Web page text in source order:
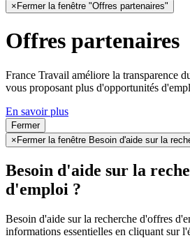
× Fermer la fenêtre "Offres partenaires"
Offres partenaires
France Travail améliore la transparence
vous proposant plus d'opportunités
En savoir plus
Fermer
× Fermer la fenêtre Besoin d'aide sur la
Besoin d'aide sur la
d'emploi ?
Besoin d'aide sur la recherche d'offres
informations essentielles en cliquant sur